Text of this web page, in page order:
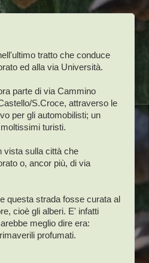
tratto che conduce
ed alla via Università.
parte di via Cammino
S.Croce, attraverso le
per gli automobilisti; un
turisti.
vista sulla città che
o, ancor più, di via
questa strada fosse curata al
cioè gli alberi. E' infatti
meglio dire era:
profumati.